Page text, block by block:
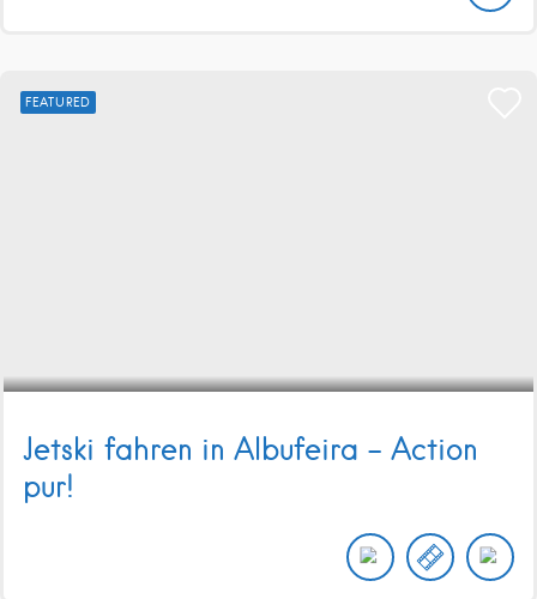
FEATURED
Jetski fahren in Albufeira – Action
pur!